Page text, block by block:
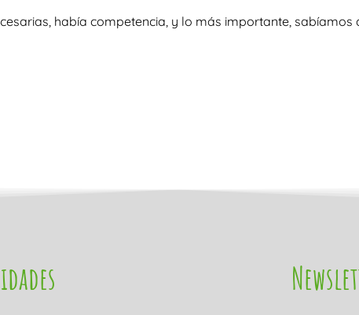
había competencia, y lo más importante, sabíamos